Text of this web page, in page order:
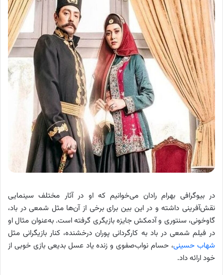
در بیوگرافی بهرام رادان می‌خوانیم که او در آثار مختلف سینمایی
نقش‌آفرینی داشته و در این بین برای برخی از آن‌ها مثل شمعی در باد،
گاوخونی، سنتوری و آدمکش جایزه بازیگری گرفته است. به‌عنوان مثال او
در فیلم شمعی در باد به کارگردانی پوران درخشنده، کنار بازیگرانی مثل
شهاب حسینی، حسام نواب‌صفوی و زنده یاد عسل بدیعی بازی خوبی از
خود ارائه داد.